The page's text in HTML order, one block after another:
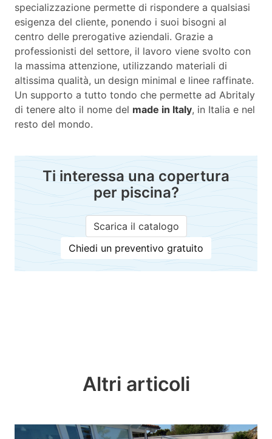
specializzazione permette di rispondere a qualsiasi
esigenza del cliente, ponendo i suoi bisogni al
centro delle prerogative aziendali. Grazie a
professionisti del settore, il lavoro viene svolto con
la massima attenzione, utilizzando materiali di
altissima qualità, un design minimal e linee raffinate.
Un supporto a tutto tondo che permette ad Abritaly
di tenere alto il nome del made in Italy, in Italia e nel
resto del mondo.
Ti interessa una copertura
per piscina?
Scarica il catalogo
Chiedi un preventivo gratuito
Altri articoli